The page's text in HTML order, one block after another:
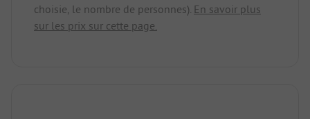
choisie, le nombre de personnes). En savoir plus
sur les prix sur cette page.